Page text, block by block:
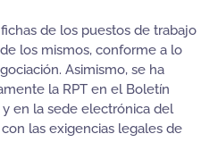
de los puestos de trabajo
los mismos, conforme a lo
Asimismo, se ha
la RPT en el Boletín
y en la sede electrónica del
las exigencias legales de